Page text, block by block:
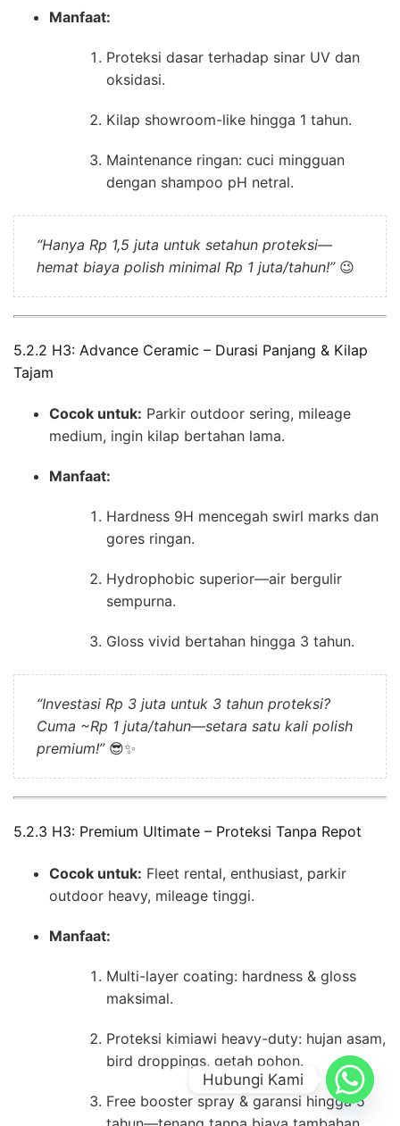
Manfaat:
Proteksi dasar terhadap sinar UV dan
oksidasi.
Kilap showroom-like hingga 1 tahun.
Maintenance ringan: cuci mingguan
dengan shampoo pH netral.
“Hanya Rp 1,5 juta untuk setahun proteksi—
hemat biaya polish minimal Rp 1 juta/tahun!”😉
5.2.2 H3: Advance Ceramic – Durasi Panjang & Kilap
Tajam
Cocok untuk: Parkir outdoor sering, mileage
medium, ingin kilap bertahan lama.
Manfaat:
Hardness 9H mencegah swirl marks dan
gores ringan.
Hydrophobic superior—air bergulir
sempurna.
Gloss vivid bertahan hingga 3 tahun.
“Investasi Rp 3 juta untuk 3 tahun proteksi?
Cuma ~Rp 1 juta/tahun—setara satu kali polish
premium!”😎✨
5.2.3 H3: Premium Ultimate – Proteksi Tanpa Repot
Cocok untuk: Fleet rental, enthusiast, parkir
outdoor heavy, mileage tinggi.
Manfaat:
Multi-layer coating: hardness & gloss
maksimal.
Proteksi kimiawi heavy-duty: hujan asam,
bird droppings, getah pohon.
Free booster spray & garansi hingga 5
Hubungi Kami